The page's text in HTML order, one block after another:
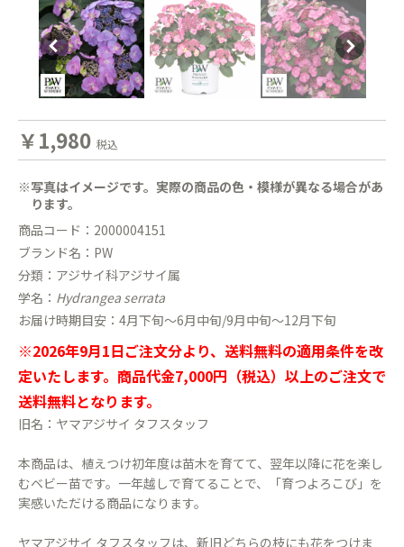
￥1,980 税込
※写真はイメージです。実際の商品の色・模様が異なる場合があ
ります。
商品コード：2000004151
ブランド名：PW
分類：アジサイ科アジサイ属
学名： Hydrangea serrata
お届け時期目安：4月下旬〜6月中旬/9月中旬〜12月下旬
※2026年9月1日ご注文分より、送料無料の適用条件を改
定いたします。商品代金7,000円（税込）以上のご注文で
送料無料となります。
旧名：ヤマアジサイ タフスタッフ
本商品は、植えつけ初年度は苗木を育てて、翌年以降に花を楽し
むベビー苗です。一年越しで育てることで、「育つよろこび」を
実感いただける商品になります。
ヤマアジサイ タフスタッフは、新旧どちらの枝にも花をつけま